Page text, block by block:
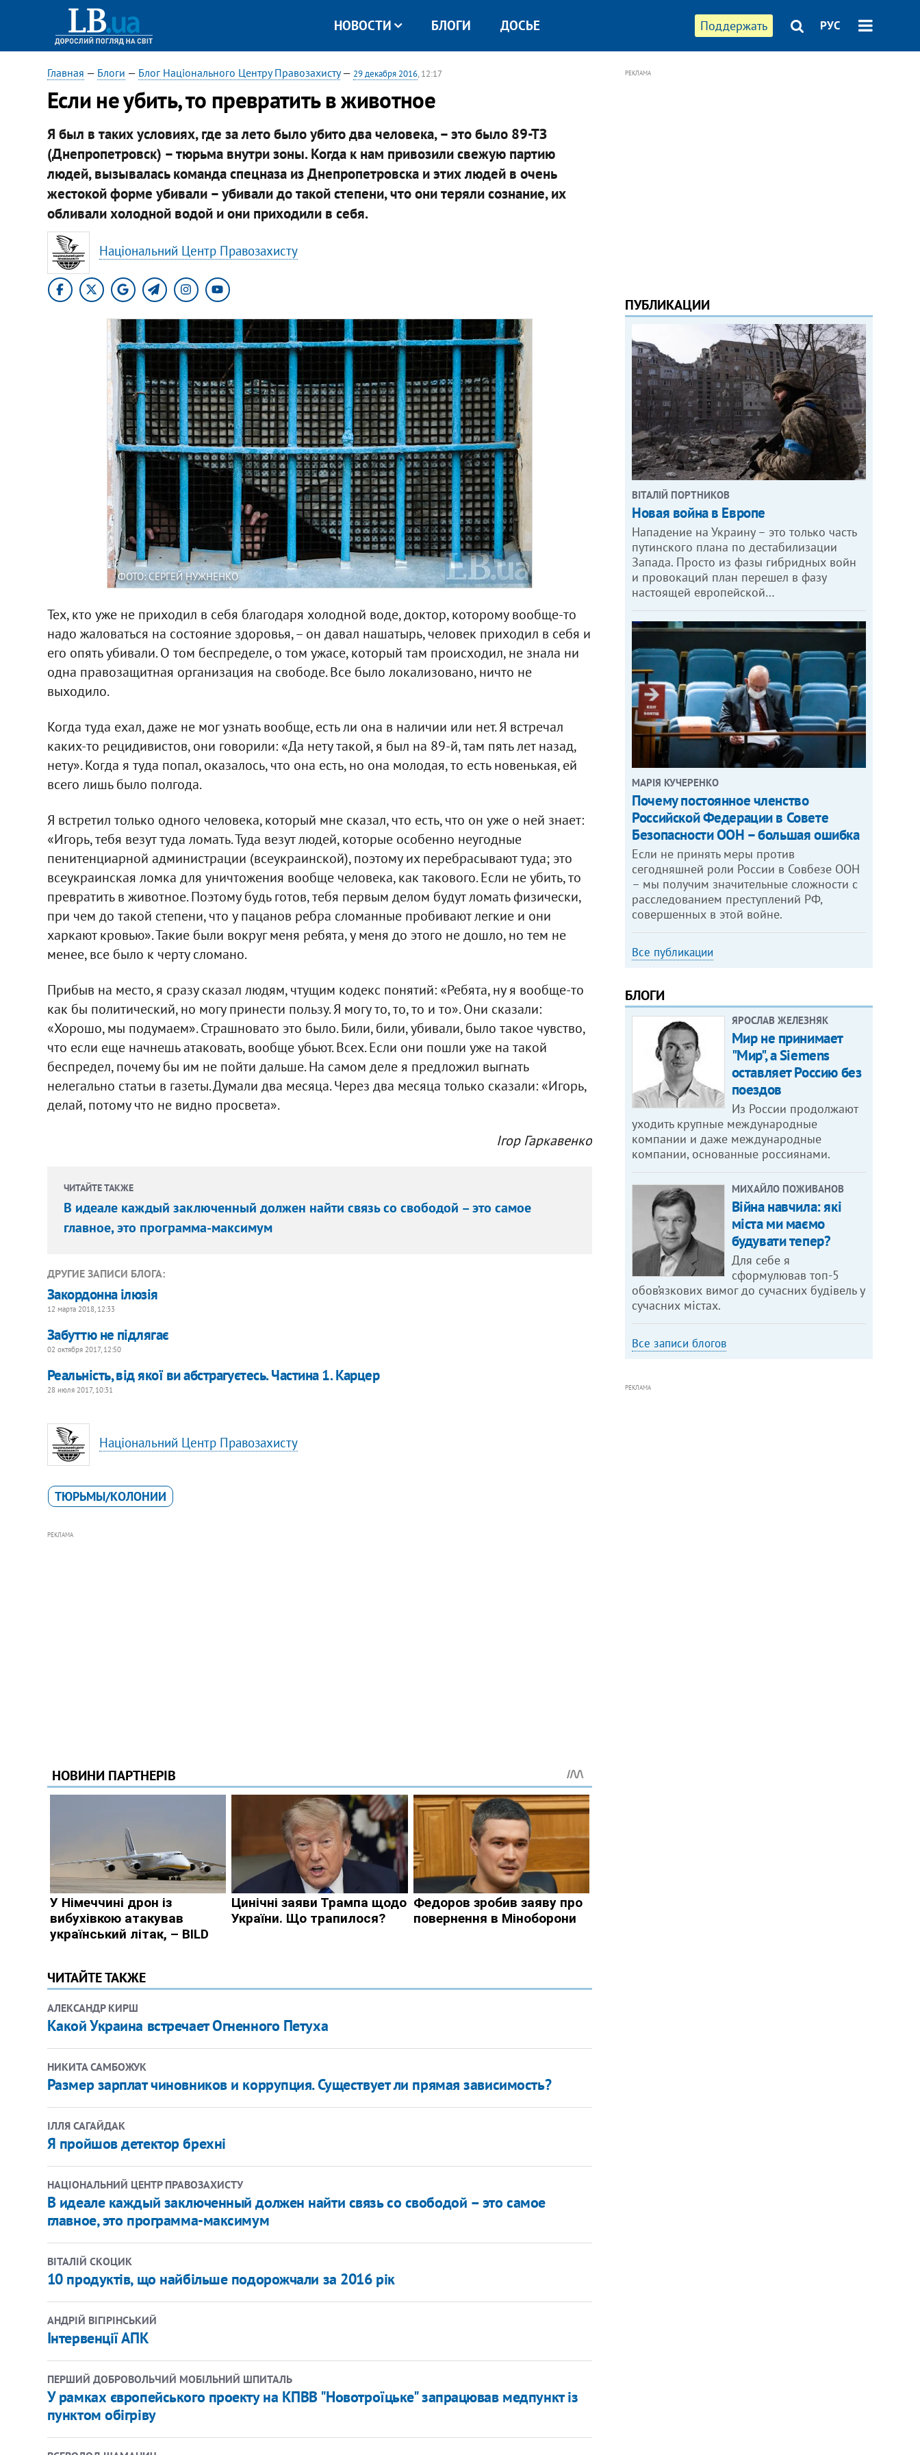
Поддержать РУС
НОВОСТИ БЛОГИ ДОСЬЕ
Главная — Блоги — Блог Національного Центру Правозахисту— 29 декабря 2016, 12:17
Если не убить, то превратить в животное
Я был в таких условиях, где за лето было убито два человека, – это было 89-ТЗ
(Днепропетровск) – тюрьма внутри зоны. Когда к нам привозили свежую партию
людей, вызывалась команда спецназа из Днепропетровска и этих людей в очень
жестокой форме убивали – убивали до такой степени, что они теряли сознание, их
обливали холодной водой и они приходили в себя.
Національний Центр Правозахисту
ФОТО: СЕРГЕЙ НУЖНЕНКО
Тех, кто уже не приходил в себя благодаря холодной воде, доктор, которому вообще-то
надо жаловаться на состояние здоровья, – он давал нашатырь, человек приходил в себя и
его опять убивали. О том беспределе, о том ужасе, который там происходил, не знала ни
одна правозащитная организация на свободе. Все было локализовано, ничто не
выходило.
Когда туда ехал, даже не мог узнать вообще, есть ли она в наличии или нет. Я встречал
каких-то рецидивистов, они говорили: «Да нету такой, я был на 89-й, там пять лет назад,
нету». Когда я туда попал, оказалось, что она есть, но она молодая, то есть новенькая, ей
всего лишь было полгода.
Я встретил только одного человека, который мне сказал, что есть, что он уже о ней знает:
«Игорь, тебя везут туда ломать. Туда везут людей, которые особенно неугодные
пенитенциарной администрации (всеукраинской), поэтому их перебрасывают туда; это
всеукраинская ломка для уничтожения вообще человека, как такового. Если не убить, то
превратить в животное. Поэтому будь готов, тебя первым делом будут ломать физически,
при чем до такой степени, что у пацанов ребра сломанные пробивают легкие и они
харкают кровью». Такие были вокруг меня ребята, у меня до этого не дошло, но тем не
менее, все было к черту сломано.
Прибыв на место, я сразу сказал людям, чтущим кодекс понятий: «Ребята, ну я вообще-то
как бы политический, но могу принести пользу. Я могу то, то, то и то». Они сказали:
«Хорошо, мы подумаем». Страшновато это было. Били, били, убивали, было такое чувство,
что если еще начнешь атаковать, вообще убьют. Всех. Если они пошли уже на такой
беспредел, почему бы им не пойти дальше. На самом деле я предложил выгнать
нелегально статьи в газеты. Думали два месяца. Через два месяца только сказали: «Игорь,
делай, потому что не видно просвета».
Ігор Гаркавенко
ЧИТАЙТЕ ТАКЖЕ
В идеале каждый заключенный должен найти связь со свободой – это самое
главное, это программа-максимум
ДРУГИЕ ЗАПИСИ БЛОГА:
Закордонна ілюзія
12 марта 2018, 12:33
Забуттю не підлягає
02 октября 2017, 12:50
Реальність, від якої ви абстрагуєтесь. Частина 1. Карцер
28 июля 2017, 10:31
Національний Центр Правозахисту
ТЮРЬМЫ/КОЛОНИИ
РЕКЛАМА
ЧИТАЙТЕ ТАКЖЕ
АЛЕКСАНДР КИРШ
Какой Украина встречает Огненного Петуха
НИКИТА САМБОЖУК
Размер зарплат чиновников и коррупция. Существует ли прямая зависимость?
ІЛЛЯ САГАЙДАК
Я пройшов детектор брехні
НАЦІОНАЛЬНИЙ ЦЕНТР ПРАВОЗАХИСТУ
В идеале каждый заключенный должен найти связь со свободой – это самое
главное, это программа-максимум
ВІТАЛІЙ СКОЦИК
10 продуктів, що найбільше подорожчали за 2016 рік
АНДРІЙ ВІГІРІНСЬКИЙ
Інтервенції АПК
ПЕРШИЙ ДОБРОВОЛЬЧИЙ МОБІЛЬНИЙ ШПИТАЛЬ
У рамках європейського проекту на КПВВ "Новотроїцьке" запрацював медпункт із
пунктом обігріву
РЕКЛАМА
ПУБЛИКАЦИИ
ВІТАЛІЙ ПОРТНИКОВ
Новая война в Европе
Нападение на Украину – это только часть
путинского плана по дестабилизации
Запада. Просто из фазы гибридных войн
и провокаций план перешел в фазу
настоящей европейской…
МАРІЯ КУЧЕРЕНКО
​Почему постоянное членство
Российской Федерации в Совете
Безопасности ООН – большая ошибка
Если не принять меры против
сегодняшней роли России в Совбезе ООН
– мы получим значительные сложности с
расследованием преступлений РФ,
совершенных в этой войне.
Все публикации
БЛОГИ
ЯРОСЛАВ ЖЕЛЕЗНЯК
Мир не принимает
"Мир", а Siemens
оставляет Россию без
поездов
Из России продолжают
уходить крупные международные
компании и даже международные
компании, основанные россиянами.
МИХАЙЛО ПОЖИВАНОВ
Війна навчила: які
міста ми маємо
будувати тепер?
Для себе я
сформулював топ-5
обов’язкових вимог до сучасних будівель у
сучасних містах.
Все записи блогов
РЕКЛАМА